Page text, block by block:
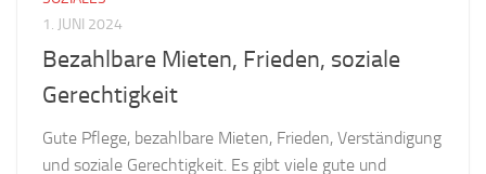
1. JUNI 2024
Bezahlbare Mieten, Frieden, soziale
Gerechtigkeit
Gute Pflege, bezahlbare Mieten, Frieden, Verständigung
und soziale Gerechtigkeit. Es gibt viele gute und